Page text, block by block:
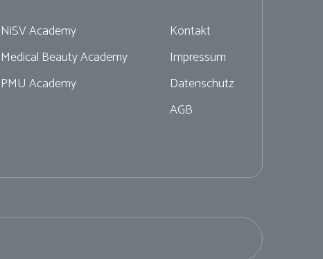
NiSV Academy
Medical Beauty Academy
PMU Academy
Kontakt
Impressum
Datenschutz
AGB